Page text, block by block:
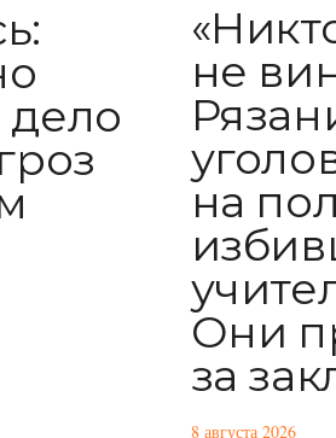
дело
не
на
Они
за
8 августа 2026